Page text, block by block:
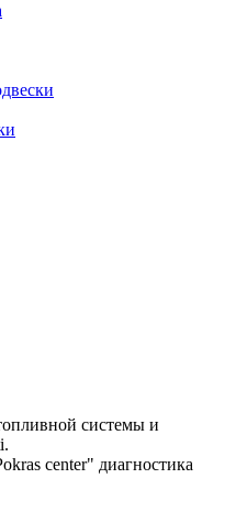
системы и
center" диагностика